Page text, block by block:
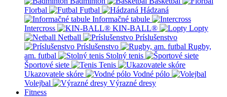
Florbal
Futbal
Hádzaná
Informačné tabule
Intercross
KIN-BALL®
Lopty
Netball
Príslušenstvo
Príslušenstvo
Rugby,
am. futbal
Stolný tenis
Športové siete
Tenis
Ukazovatele skóre
Vodné pólo
Volejbal
Výrazné dresy
Fitness